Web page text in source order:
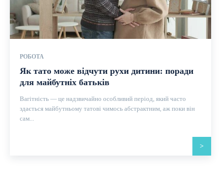
РОБОТА
Як тато може відчути рухи дитини: поради
для майбутніх батьків
Вагітність — це надзвичайно особливий період, який часто
здається майбутньому татові чимось абстрактним, аж поки він
сам...
>